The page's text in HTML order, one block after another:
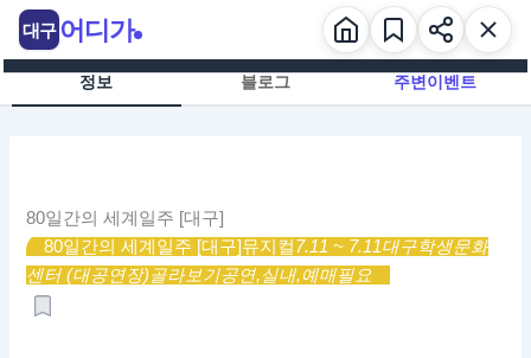
츠
정보 블로그 주변이벤트
80일간의 세계일주 [대구]
80일간의 세계일주 [대구]뮤지컬7.11 ~ 7.11대구학생문화
센터 (대공연장)골라보기공연,실내,예매필요
대구 어디가